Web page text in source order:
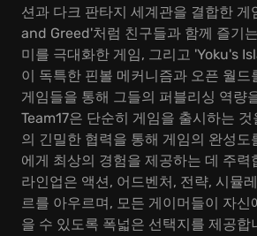
션과 다크 판타지 세계관을 결합한
and Greed'처럼 친구들과 함께 즐기
미를 극대화한 게임, 그리고 'Yoku's
이 독특한 핀볼 메커니즘과 오픈 월드
게임들을 통해 그들의 퍼블리싱 역량
Team17은 단순히 게임을 출시하는
의 긴밀한 협력을 통해 게임의 완성도
에게 최상의 경험을 제공하는 데 주력
라인업은 액션, 어드벤처, 전략, 시뮬
르를 아우르며, 모든 게이머들이 자신
을 수 있도록 폭넓은 선택지를 제공합